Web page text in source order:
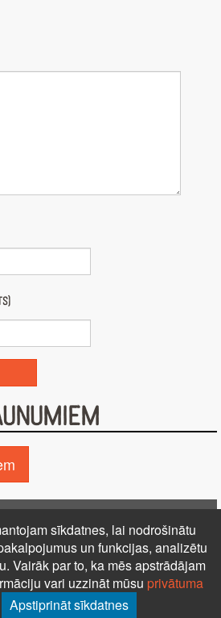
Par mums
Autortiesības
NOTEIKUMI – DISTANCES
Uz augšu ↑
tiesības aizsargātas
sīkdatnes, lai nodrošinātu
un funkcijas, analizētu
Vairāk par to, ka mēs apstrādājam
vari uzzināt mūsu privātuma
Apstiprināt sīkdatnes